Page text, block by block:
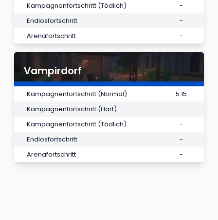
Kampagnenfortschritt (Tödlich)
-
Endlosfortschritt
-
Arenafortschritt
-
Vampirdorf
Kampagnenfortschritt (Normal)
5.15
Kampagnenfortschritt (Hart)
-
Kampagnenfortschritt (Tödlich)
-
Endlosfortschritt
-
Arenafortschritt
-